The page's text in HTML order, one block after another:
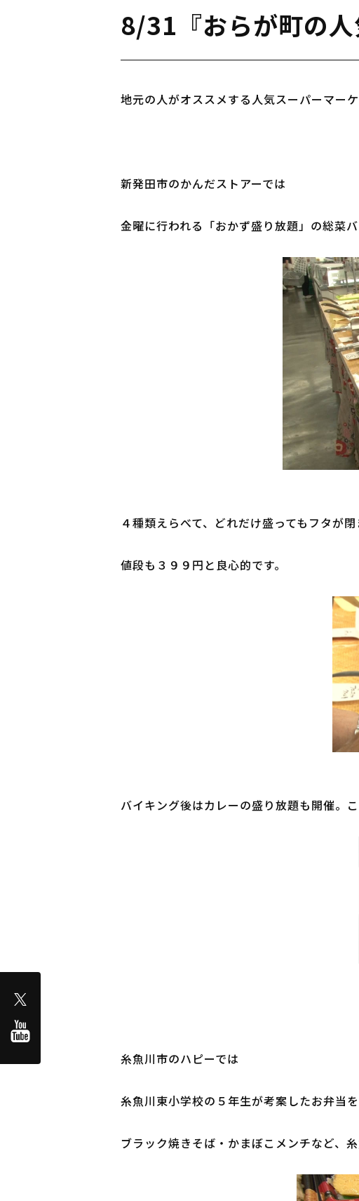
8/31『おらが町の
地元の人がオススメする人気スーパーマー
新発田市のかんだストアーでは
金曜に行われる「おかず盛り放題」の総菜
４種類えらべて、どれだけ盛ってもフタが
値段も３９９円と良心的です。
バイキング後はカレーの盛り放題も開催。
糸魚川市のハピーでは
糸魚川東小学校の５年生が考案したお弁当を
ブラック焼きそば・かまぼこメンチなど、糸